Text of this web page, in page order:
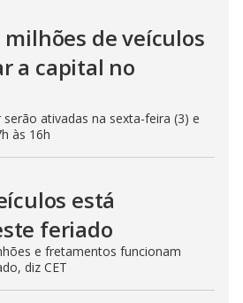
milhões de veículos
a capital no
ativadas na sexta-feira (3) e
às 16h
está
feriado
e fretamentos funcionam
diz CET